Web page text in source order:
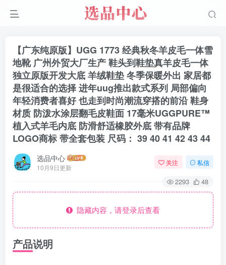
【广东纯原版】UGG 1773 经典秋冬羊皮毛一体雪
地靴 广州外贸大厂生产 鞋头到鞋垫真羊皮毛一体
独立原版开发大底 羊绒鞋垫 冬季保暖外出 家居都
是很适合的选择 进年uug推出款式系列 局部偏向
年轻消费者喜好 也走到时尚潮流穿搭的前沿 鞋身
材质 防泼水涂层翻毛皮鞋面 17毫米UGGPURE™
植入式羊毛内底 防滑舒适橡胶外底 带有品牌
LOGO商标 带全套包装 尺码： 39 40 41 42 43 44
选品中心
10月9日更新
关注 私信
2293 48
隐藏内容，请登录后查看
产品说明